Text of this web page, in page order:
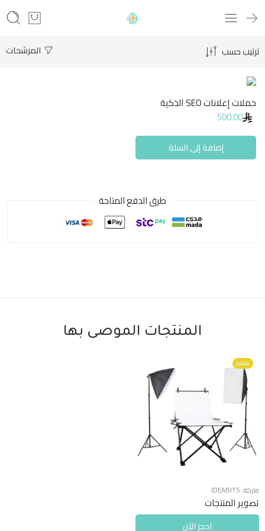
المرشحات ترتيب حسب
حملات إعلانات SEO الذكية
500.00
إضافة إلى السلة
طرق الدفع المتاحة
المنتجات الموصى بها
متميز
ماركة: IDEABITS
تصوير المنتجات
احجز الآن